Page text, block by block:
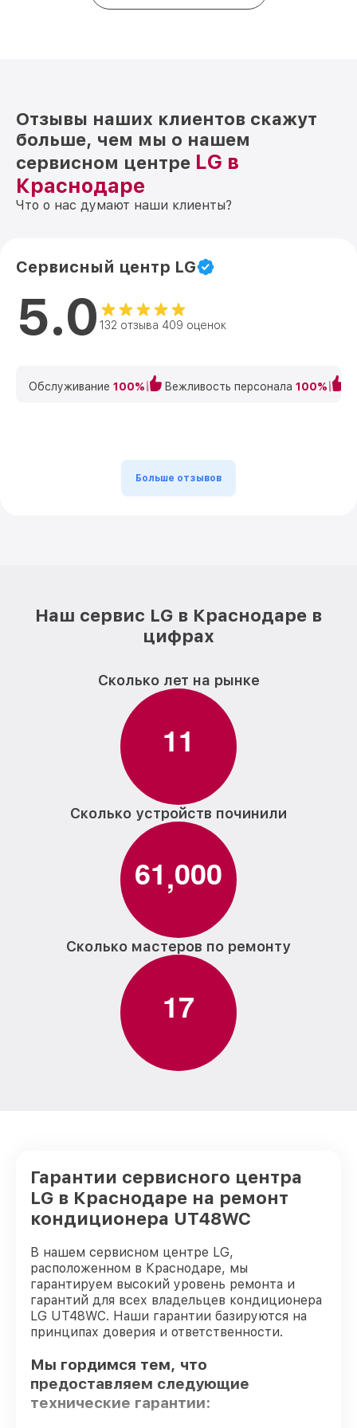
Отзывы наших клиентов скажут
больше, чем мы о нашем
сервисном центре LG в
Краснодаре
Что о нас думают наши клиенты?
Сервисный центр LG
5.0 132 отзыва 409 оценок
Обслуживание 100% Вежливость персонала 100%
Больше отзывов
Наш сервис LG в Краснодаре в
цифрах
Сколько лет на рынке
11
Сколько устройств починили
61,000
Сколько мастеров по ремонту
17
Гарантии сервисного центра
LG в Краснодаре на ремонт
кондиционера UT48WC
В нашем сервисном центре LG,
расположенном в Краснодаре, мы
гарантируем высокий уровень ремонта и
гарантий для всех владельцев кондиционера
LG UT48WC. Наши гарантии базируются на
принципах доверия и ответственности.
Мы гордимся тем, что
предоставляем следующие
технические гарантии: